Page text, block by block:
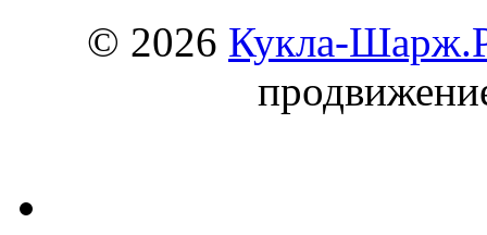
© 2026 Кукла-